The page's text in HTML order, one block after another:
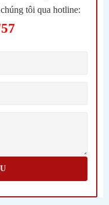
tôi qua hotline: